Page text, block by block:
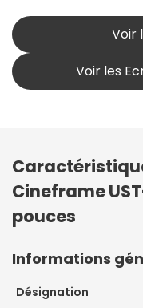
Voir
Voir les
Cineframe
pouces
Informations
Désignation